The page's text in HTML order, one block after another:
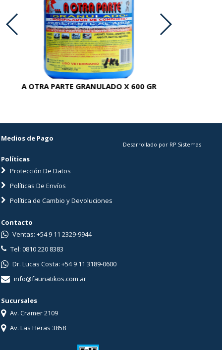
A OTRA PARTE GRANULADO X 600 GR
Medios de Pago
Políticas
Protección De Datos
Políticas De Envíos
Política de Cambio y Devoluciones
Desarrollado por RP Sistemas
Contacto
Ventas: +54 9 11 2329-9944
Tel: 0810 220 8383
Dr. Lucas Costa: +54 9 11 3189-0600
info@faunatikos.com.ar
Sucursales
Av. Cramer 2109
Av. Las Heras 3858